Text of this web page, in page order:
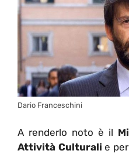
Dario Franceschini
A renderlo noto è il
Attività Culturali e